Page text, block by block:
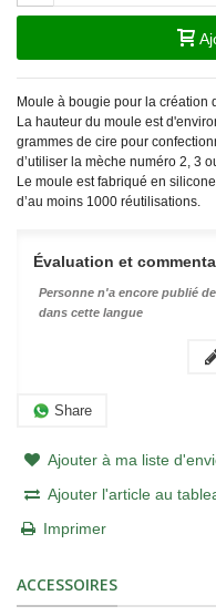
Moule à bougie pour la création
La hauteur du moule est
grammes de cire pour
d’utiliser la mèche numéro 2, 3
Le moule est fabriqué en
d’au moins 1000 réutilisations.
Évaluation et
Personne n'a encore publié
dans cette langue
Share
Ajouter à ma liste
Ajouter l'article au
Imprimer
ACCESSOIRES